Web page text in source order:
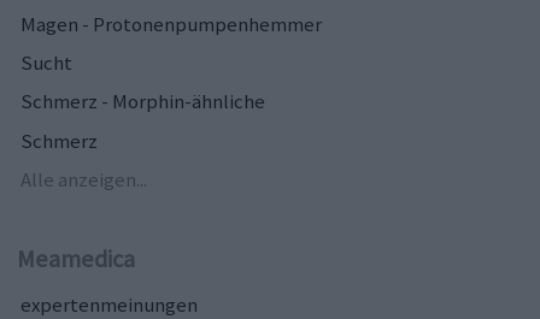
Magen - Protonenpumpenhemmer
Sucht
Schmerz - Morphin-ähnliche
Schmerz
Alle anzeigen...
Meamedica
expertenmeinungen